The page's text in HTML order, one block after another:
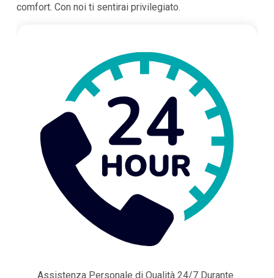
comfort. Con noi ti sentirai privilegiato.
Assistenza Personale di Qualità 24/7 Durante